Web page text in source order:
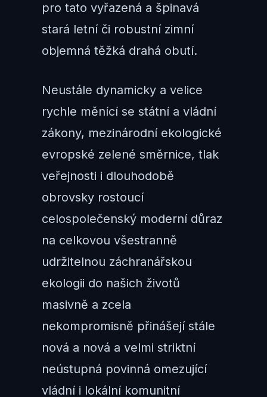
pro tato vyřazená a špinavá
stará letní či robustní zimní
objemná těžká drahá obutí.
Neustále dynamicky a velice
rychle měnící se státní a vládní
zákony, mezinárodní ekologické
evropské zelené směrnice, tlak
veřejnosti i dlouhodobě
obrovsky rostoucí
celospolečenský moderní důraz
na celkovou všestranně
udržitelnou záchranářskou
ekologii do našich životů
masivně a zcela
nekompromisně přinášejí stále
nová a nová a velmi striktní
neústupná povinná omezující
vládní i lokální komunitní